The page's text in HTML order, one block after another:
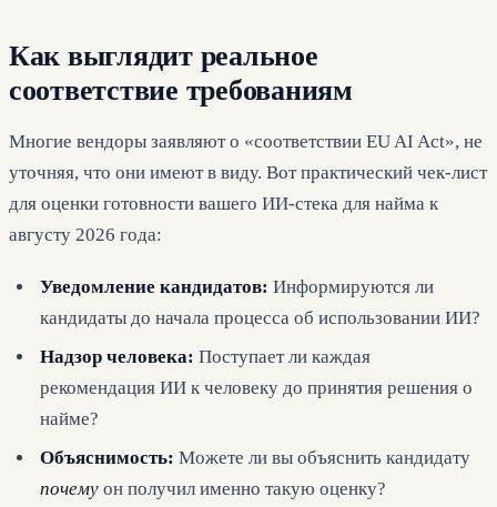
Как выглядит реальное
соответствие требованиям
Многие вендоры заявляют о «соответствии EU AI Act», не
уточняя, что они имеют в виду. Вот практический чек-лист
для оценки готовности вашего ИИ-стека для найма к
августу 2026 года:
Уведомление кандидатов: Информируются ли
кандидаты до начала процесса об использовании ИИ?
Надзор человека: Поступает ли каждая
рекомендация ИИ к человеку до принятия решения о
найме?
Объяснимость: Можете ли вы объяснить кандидату
почему он получил именно такую оценку?